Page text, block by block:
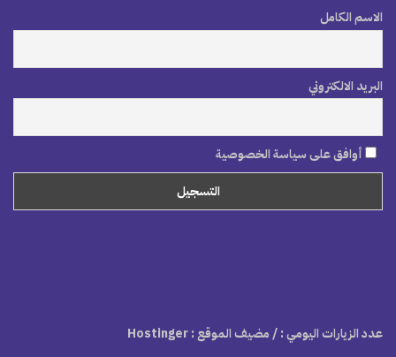
الاسم الكامل
البريد الالكتروني
أوافق على سياسة الخصوصية
عدد الزيارات اليومي :/ مضيف الموقع : Hostinger